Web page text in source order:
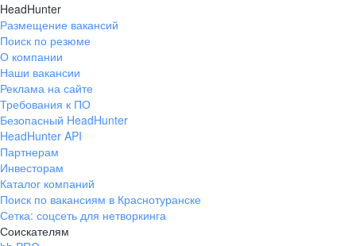
HeadHunter
Размещение вакансий
Поиск по резюме
О компании
Наши вакансии
Реклама на сайте
Требования к ПО
Безопасный HeadHunter
HeadHunter API
Партнерам
Инвесторам
Каталог компаний
Поиск по вакансиям в Краснотуранске
Сетка: соцсеть для нетворкинга
Соискателям